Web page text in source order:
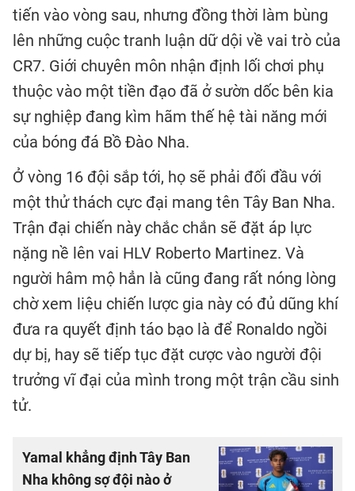
tiến vào vòng sau, nhưng đồng thời làm bùng
lên những cuộc tranh luận dữ dội về vai trò của
CR7. Giới chuyên môn nhận định lối chơi phụ
thuộc vào một tiền đạo đã ở sườn dốc bên kia
sự nghiệp đang kìm hãm thế hệ tài năng mới
của bóng đá Bồ Đào Nha.
Ở vòng 16 đội sắp tới, họ sẽ phải đối đầu với
một thử thách cực đại mang tên Tây Ban Nha.
Trận đại chiến này chắc chắn sẽ đặt áp lực
nặng nề lên vai HLV Roberto Martinez. Và
người hâm mộ hẳn là cũng đang rất nóng lòng
chờ xem liệu chiến lược gia này có đủ dũng khí
đưa ra quyết định táo bạo là để Ronaldo ngồi
dự bị, hay sẽ tiếp tục đặt cược vào người đội
trưởng vĩ đại của mình trong một trận cầu sinh
tử.
Yamal khẳng định Tây Ban
Nha không sợ đội nào ở